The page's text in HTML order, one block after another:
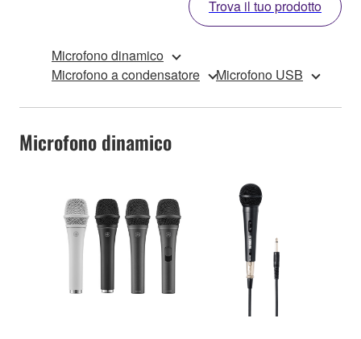
Trova il tuo prodotto
Microfono dinamico
Microfono a condensatore
Microfono USB
Microfono dinamico